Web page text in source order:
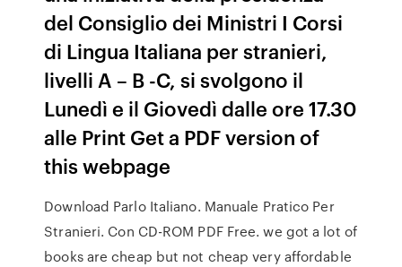
del Consiglio dei Ministri I Corsi
di Lingua Italiana per stranieri,
livelli A – B -C, si svolgono il
Lunedì e il Giovedì dalle ore 17.30
alle Print Get a PDF version of
this webpage
Download Parlo Italiano. Manuale Pratico Per
Stranieri. Con CD-ROM PDF Free. we got a lot of
books are cheap but not cheap very affordable